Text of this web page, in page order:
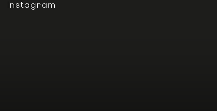
Instagram